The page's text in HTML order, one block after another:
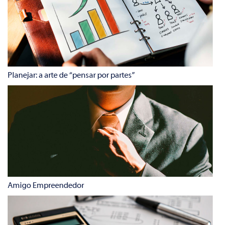
Planejar: a arte de “pensar por partes”
Amigo Empreendedor